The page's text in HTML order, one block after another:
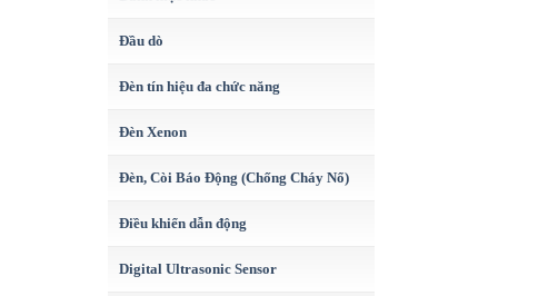
Đầu dò
Đèn tín hiệu đa chức năng
Đèn Xenon
Đèn, Còi Báo Động (Chống Cháy Nổ)
Điều khiển dẫn động
Digital Ultrasonic Sensor